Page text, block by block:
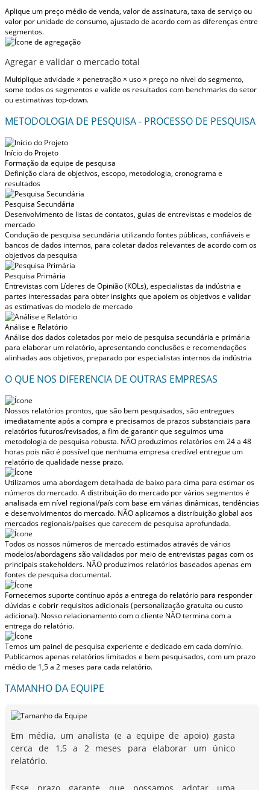
Aplique um preço médio de venda, valor de assinatura, taxa de serviço ou
valor por unidade de consumo, ajustado de acordo com as diferenças entre
segmentos.
Agregar e validar o mercado total
Multiplique atividade × penetração × uso × preço no nível do segmento,
some todos os segmentos e valide os resultados com benchmarks do setor
ou estimativas top-down.
METODOLOGIA DE PESQUISA - PROCESSO DE PESQUISA
Início do Projeto
Formação da equipe de pesquisa
Definição clara de objetivos, escopo, metodologia, cronograma e
resultados
Pesquisa Secundária
Desenvolvimento de listas de contatos, guias de entrevistas e modelos de
mercado
Condução de pesquisa secundária utilizando fontes públicas, confiáveis e
bancos de dados internos, para coletar dados relevantes de acordo com os
objetivos da pesquisa
Pesquisa Primária
Entrevistas com Líderes de Opinião (KOLs), especialistas da indústria e
partes interessadas para obter insights que apoiem os objetivos e validar
as estimativas do modelo de mercado
Análise e Relatório
Análise dos dados coletados por meio de pesquisa secundária e primária
para elaborar um relatório, apresentando conclusões e recomendações
alinhadas aos objetivos, preparado por especialistas internos da indústria
O QUE NOS DIFERENCIA DE OUTRAS EMPRESAS
Nossos relatórios prontos, que são bem pesquisados, são entregues
imediatamente após a compra e precisamos de prazos substanciais para
relatórios futuros/revisados, a fim de garantir que seguimos uma
metodologia de pesquisa robusta. NÃO produzimos relatórios em 24 a 48
horas pois não é possível que nenhuma empresa credível entregue um
relatório de qualidade nesse prazo.
Utilizamos uma abordagem detalhada de baixo para cima para estimar os
números do mercado. A distribuição do mercado por vários segmentos é
analisada em nível regional/país com base em várias dinâmicas, tendências
e desenvolvimentos do mercado. NÃO aplicamos a distribuição global aos
mercados regionais/paísesque carecem de pesquisa aprofundada.
Todos os nossos números de mercado estimados através de vários
modelos/abordagens são validados por meio de entrevistas pagas com os
principais stakeholders. NÃO produzimos relatórios baseados apenas em
fontes de pesquisa documental.
Fornecemos suporte contínuo após a entrega do relatório para responder
dúvidas e cobrir requisitos adicionais (personalização gratuita ou custo
adicional). Nosso relacionamento com o cliente NÃO termina com a
entrega do relatório.
Temos um painel de pesquisa experiente e dedicado em cada domínio.
Publicamos apenas relatórios limitados e bem pesquisados, com um prazo
médio de 1,5 a 2 meses para cada relatório.
TAMANHO DA EQUIPE
Em média, um analista (e a equipe de apoio) gasta
cerca de 1,5 a 2 meses para elaborar um único
relatório.